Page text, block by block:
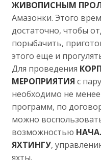
ЖИВОПИСНЫМ
Амазонки. Этого
достаточно, чтобы
порыбачить,
этого еще и
Для проведения
МЕРОПРИЯТИЯ с
необходимо не
программ, по
можно
возможностью
ЯХТИНГУ,
яхты.